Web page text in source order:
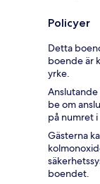
Policyer
Detta
boende är
yrke.
Anslutande
be om
på numret
Gästerna
boendet.